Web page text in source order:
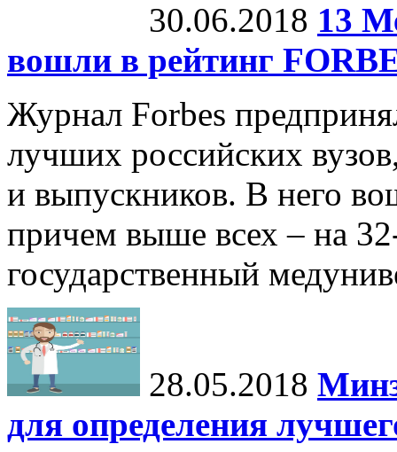
30.06.2018 13
вошли в рейтинг
Журнал Forbes
лучших российских
и выпускников. В него
причем выше всех – на
государственный
28.05.2018
для определения